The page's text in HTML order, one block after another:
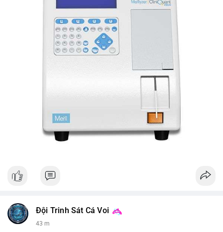
Đội Trinh Sát Cá Voi
43 m